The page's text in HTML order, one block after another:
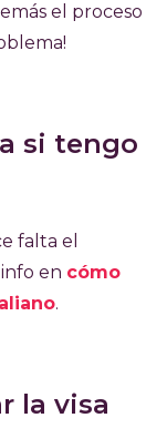
el proceso
si tengo
falta el
en cómo
.
la visa